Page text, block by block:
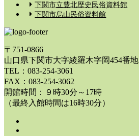
下関市立豊北歴史民俗資料館
下関市烏山民俗資料館
〒751-0866
山口県下関市大字綾羅木字岡454番地
TEL：083-254-3061
FAX：083-254-3062
開館時間：９時30分～17時
（最終入館時間は16時30分）